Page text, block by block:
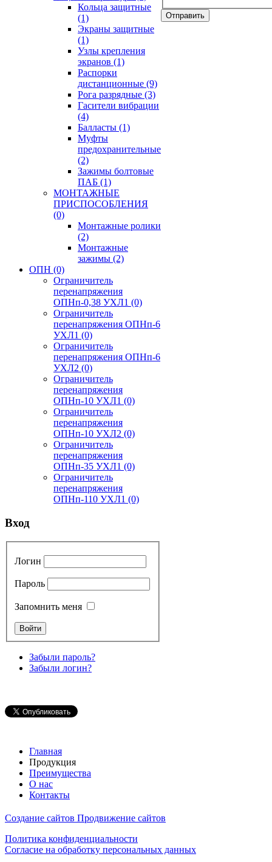
Кольца защитные
(1)
Экраны защитные
(1)
Узлы крепления
экранов (1)
Распорки
дистанционные (9)
Рога разрядные (3)
Гасители вибрации
(4)
Балласты (1)
Муфты
предохранительные
(2)
Зажимы болтовые
ПАБ (1)
МОНТАЖНЫЕ
ПРИСПОСОБЛЕНИЯ
(0)
Монтажные ролики
(2)
Монтажные
зажимы (2)
ОПН (0)
Ограничитель
перенапряжения
ОПНп-0,38 УХЛ1 (0)
Ограничитель
перенапряжения ОПНп-6
УХЛ1 (0)
Ограничитель
перенапряжения ОПНп-6
УХЛ2 (0)
Ограничитель
перенапряжения
ОПНп-10 УХЛ1 (0)
Ограничитель
перенапряжения
ОПНп-10 УХЛ2 (0)
Ограничитель
перенапряжения
ОПНп-35 УХЛ1 (0)
Ограничитель
перенапряжения
ОПНп-110 УХЛ1 (0)
Вход
Логин
Пароль
Запомнить меня
Забыли пароль?
Забыли логин?
Отправить
Главная
Продукция
Преимущества
О нас
Контакты
Создание сайтов Продвижение сайтов
Политика конфиденциальности
Согласие на обработку персональных данных